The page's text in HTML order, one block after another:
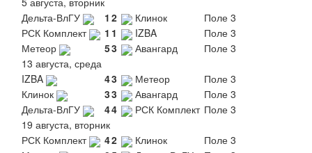
Дельта-ВлГУ
1 2 Клинок
Поле 3
РСК Комплект
1 1 IZBA
Поле 3
Метеор
53 Авангард
Поле 3
13 августа, среда
IZBA
43 Метеор
Поле 3
Клинок
33 Авангард
Поле 3
Дельта-ВлГУ
44 РСК Комплект Поле 3
19 августа, вторник
РСК Комплект
42 Клинок
Поле 3